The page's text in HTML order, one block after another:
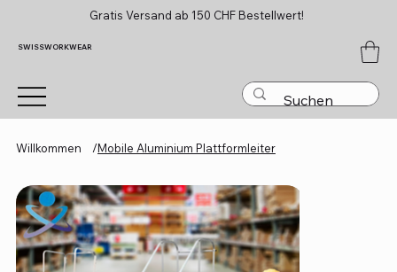
Gratis Versand ab 150 CHF Bestellwert!
SWISSWORKWEAR
Willkommen /Mobile Aluminium Plattformleiter